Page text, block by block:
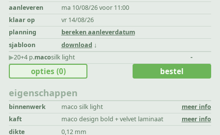
aanleveren
ma 10/08/26 voor 11:00
klaar op
vr 14/08/26
planning
bereken aanleverdatum
sjabloon
download
▶︎20+4 p.macosilk light -
eigenschappen
binnenwerk maco silk light
meer info
kaft
maco design bold + velvet laminaat
meer info
dikte
0,12 mm
opties (0) bestel